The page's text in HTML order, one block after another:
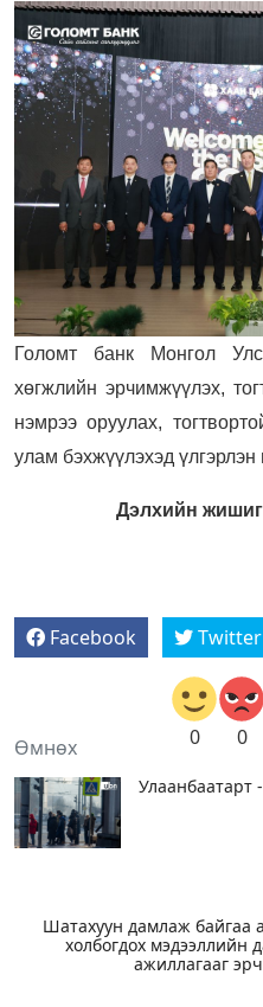
Голомт банк Монгол
хөгжлийн эрчимжүүлэх,
нэмрээ оруулах,
улам бэхжүүлэхэд
Дэлхийн
Facebook Twitter
0 0
Өмнөх
Улаанбаатарт
Шатахуун дамлаж байгаа
холбогдох мэдээллийн
ажиллагааг